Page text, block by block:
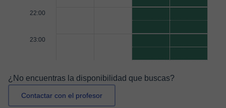
22:00
23:00
¿No encuentras la disponibilidad que buscas?
Contactar con el profesor